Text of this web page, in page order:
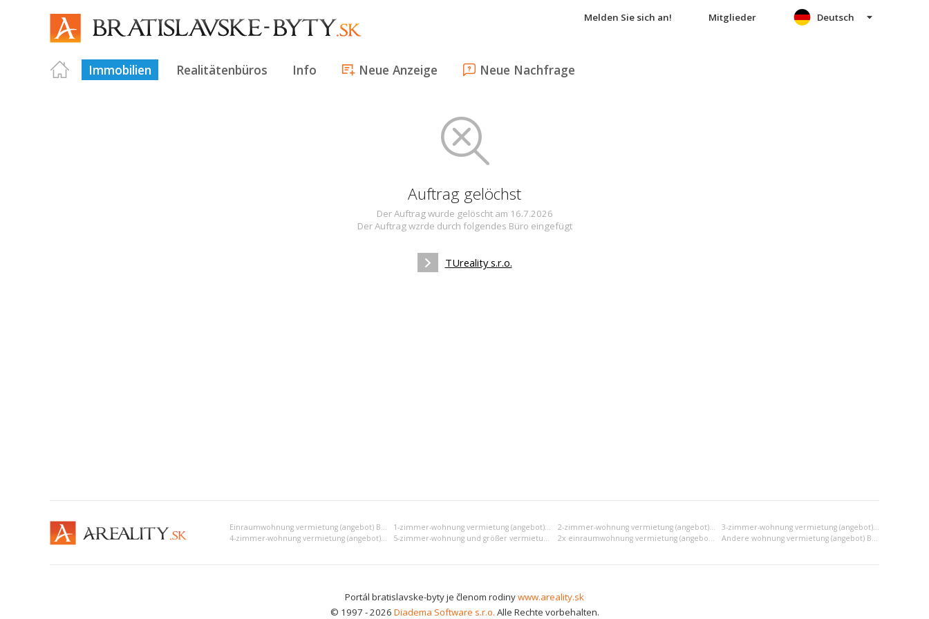
Melden Sie sich an! Mitglieder
Immobilien Realitätenbüros Info Neue Anzeige Neue Nachfrage
Deutsch
Auftrag gelöchst
Der Auftrag wurde gelöscht am 16.7.2026
Der Auftrag wzrde durch folgendes Büro eingefügt
TUreality s.r.o.
Einraumwohnung vermietung (angebot) Bratislava V 1-zimmer-wohnung vermietung (angebot) Bratislava V 2-zimmer-wohnung vermietung (angebot) Bratislava V
3-zimmer-wohnung vermietung (angebot) Bratislava V
4-zimmer-wohnung vermietung (angebot) Bratislava V
5-zimmer-wohnung und größer vermietung (angebot) Bratislava V 2x einraumwohnung vermietung (angebot) Bratislava V Andere wohnung vermietung (angebot) Bratislava V
Portál bratislavske-byty je členom rodinywww.areality.sk
© 1997 - 2026 Diadema Software s.r.o. Alle Rechte vorbehalten.